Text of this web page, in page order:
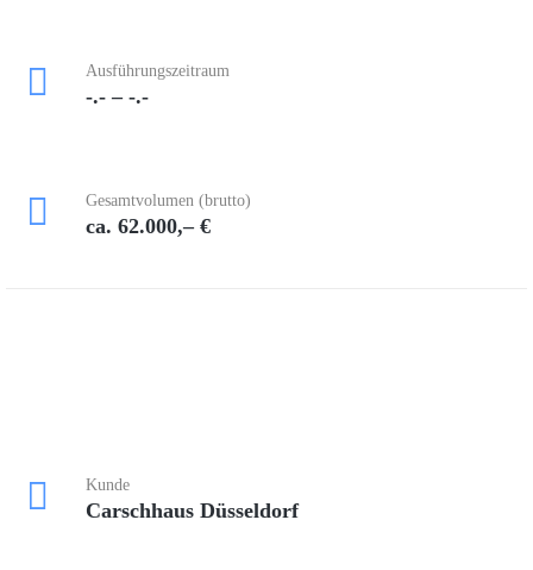
Ausführungszeitraum
-.- – -.-
Gesamtvolumen (brutto)
ca. 62.000,– €
Kunde
Carschhaus Düsseldorf